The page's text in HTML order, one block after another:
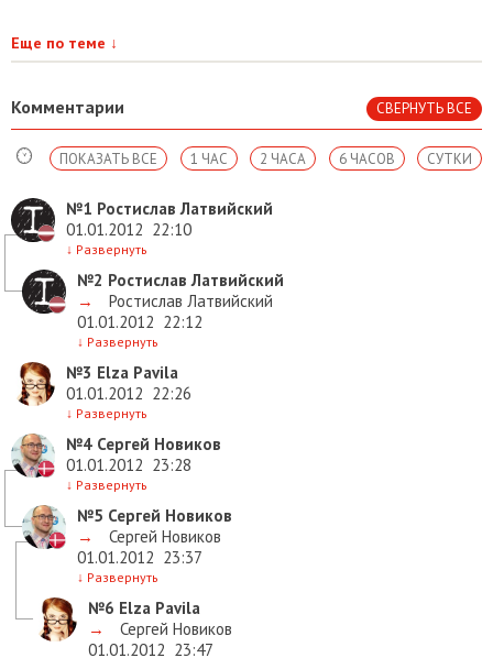
Еще по теме ↓
Комментарии СВЕРНУТЬ ВСЕ
СУТКИ
6 ЧАСОВ
2 ЧАСА
1 ЧАС
ПОКАЗАТЬ ВСЕ
№1 Ростислав Латвийский
01.01.2012 22:10
↓ Развернуть
№2 Ростислав Латвийский
→
Ростислав Латвийский
01.01.2012 22:12
↓ Развернуть
№3 Elza Pavila
01.01.2012 22:26
↓ Развернуть
№4 Сергей Новиков
01.01.2012 23:28
↓ Развернуть
№5 Сергей Новиков
→
Сергей Новиков
01.01.2012 23:37
↓ Развернуть
№6 Elza Pavila
→
Сергей Новиков
01.01.2012 23:47